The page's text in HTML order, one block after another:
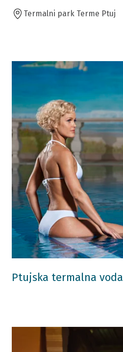
Termalni park Terme Ptuj
Ptujska termalna voda